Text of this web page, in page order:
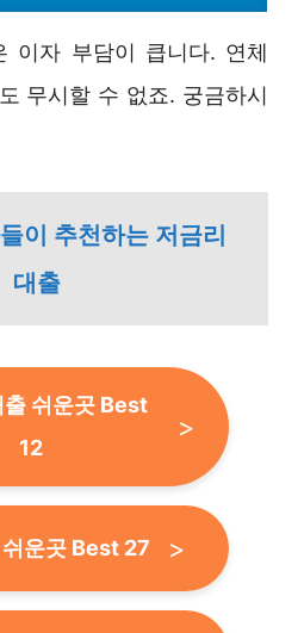
이자 부담이 큽니다. 연체
무시할 수 없죠. 궁금하시
이 추천하는 저금리
대출
출 쉬운곳 Best
12
운곳 Best 27